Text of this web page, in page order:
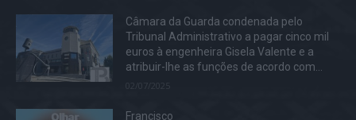
Câmara da Guarda condenada pelo
Tribunal Administrativo a pagar cinco mil
euros à engenheira Gisela Valente e a
atribuir-lhe as funções de acordo com...
02/07/2025
Francisco